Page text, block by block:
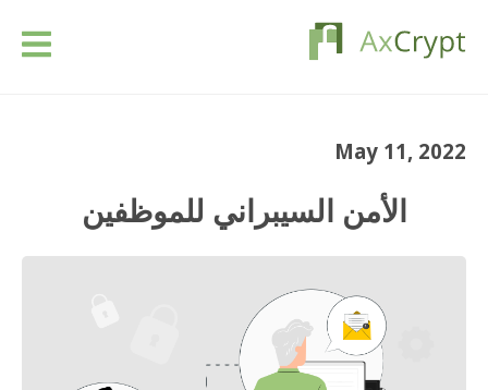
May 11, 2022
الأمن السيبراني للموظفين